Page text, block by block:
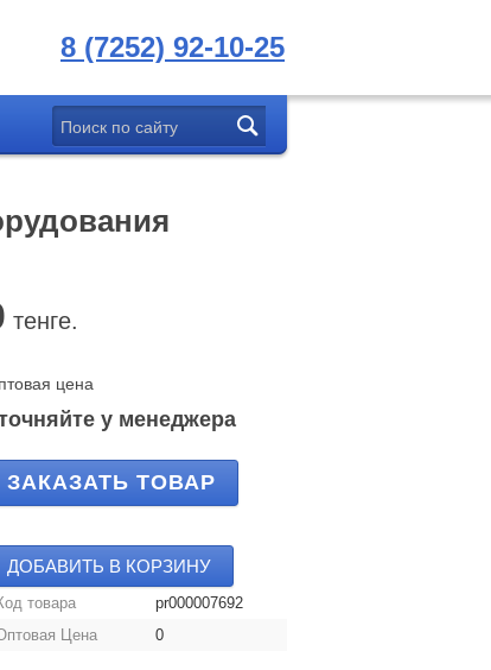
8 (7252) 92-10-25
тенге.
цена
у менеджера
ЗАКАЗАТЬ ТОВАР
ДОБАВИТЬ В КОРЗИНУ
товара
pr000007692
Цена
0